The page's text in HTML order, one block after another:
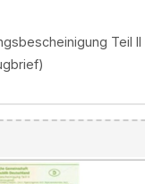
Teil II